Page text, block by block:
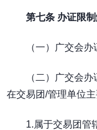
第七条 办证限
（一）广交会
（二）广交会
在交易团/管理单位
1.属于交易团管